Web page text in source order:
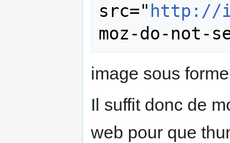
src=" http://
image sous
Il suffit donc de
web pour que